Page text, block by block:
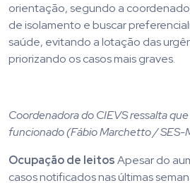
orientação, segundo a
de isolamento e buscar
saúde, evitando a lotação das
priorizando os casos mais graves.
Coordenadora do CIEVS ressalta
funcionado (Fábio Marchetto / SES-
Ocupação de leitosApesar do
casos notificados nas últimas